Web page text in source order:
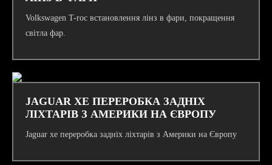
Volkswagen T-roc встановлення лінз в фари, покращення
світла фар.
JAGUAR XE ПЕРЕРОБКА ЗАДНІХ
ЛІХТАРІВ З АМЕРИКИ НА ЄВРОПУ
Jaguar xe переробка задніх ліхтарів з Америки на Європу